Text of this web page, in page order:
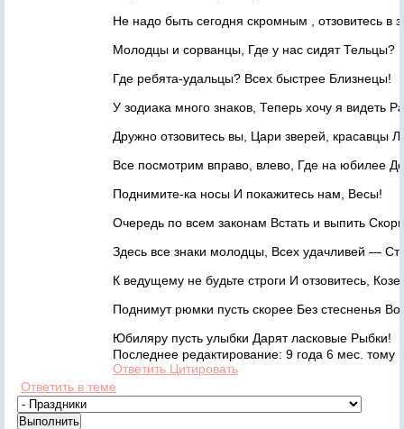
Не надо быть сегодня скромным , отзовитесь в
Молодцы и сорванцы, Где у нас сидят Тельцы?
Где ребята-удальцы? Всех быстрее Близнецы!
У зодиака много знаков, Теперь хочу я видеть
Дружно отзовитесь вы, Цари зверей, красавцы
Все посмотрим вправо, влево, Где на юбилее
Поднимите-ка носы И покажитесь нам, Весы!
Очередь по всем законам Встать и выпить
Здесь все знаки молодцы, Всех удачливей —
К ведущему не будьте строги И отзовитесь,
Поднимут рюмки пусть скорее Без стесненья
Юбиляру пусть улыбки Дарят ласковые Рыбки!
Последнее редактирование: 9 года 6 мес. тому
Ответить Цитировать
Ответить в теме